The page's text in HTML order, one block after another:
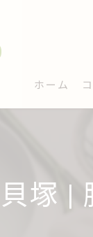
ホーム
塚 |